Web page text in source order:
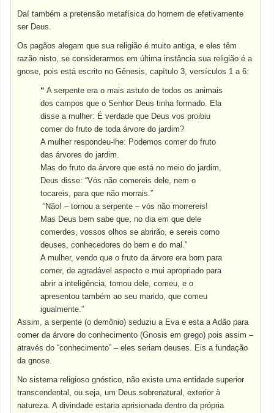
Daí também a pretensão metafísica do homem de efetivamente
ser Deus.
Os pagãos alegam que sua religião é muito antiga, e eles têm
razão nisto, se considerarmos em última instância sua religião é a
gnose, pois está escrito no Gênesis, capítulo 3, versículos 1 a 6:
“ Aserpenteeraomais astuto detodos osanimais
doscampos que oSenhor Deus tinhaformado. Ela
disse amulher: Éverdade que Deus vos proibiu
comer dofruto detoda árvore dojardim?
Amulher respondeu-lhe: Podemoscomer dofruto
dasárvores dojardim.
Mas dofruto daárvore que está nomeio dojardim,
Deus disse: “Vós não comereis dele,nem o
tocareis,para que não morrais.”
“Não! – tornou aserpente –vós não morrereis!
Mas Deus bem sabeque, nodia em que dele
comerdes,vossos olhos se abrirão, e sereiscomo
deuses,conhecedores do bem e domal .”
Amulher, vendoque ofruto daárvore era bom para
comer, deagradável aspecto emui apropriado para
abrir ainteligência, tomou dele, comeu, e o
apresentoutambém aoseu marido,que comeu
igualmente.”
Assim, a serpente (o demônio) seduziu a Eva e esta a Adão para
comer da árvore do conhecimento (Gnosis em grego) pois assim –
através do “conhecimento” – eles seriam deuses. Eis a fundação
da gnose.
No sistema religioso gnóstico, não existe uma entidade superior
transcendental, ou seja, um Deus sobrenatural, exterior à
natureza. A divindade estaria aprisionada dentro da própria